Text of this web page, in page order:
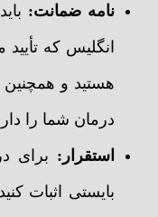
نامه ضمانت:
انگلیس که
هستید و همچنین
درمان شما را
استقرار: برای
بایستی اثبات